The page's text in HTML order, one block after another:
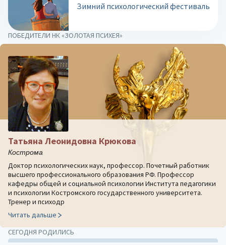
Зимний психологический фестиваль
ПОБЕДИТЕЛИ НК «ЗОЛОТАЯ ПСИХЕЯ»
Татьяна Леонидовна Крюкова
Кострома
Доктор психологических наук, профессор. Почетный работник
высшего профессионального образования РФ. Профессор
кафедры общей и социальной психологии Института педагогики
и психологии Костромского государственного университета.
Тренер и психодр
Читать дальше
СЕГОДНЯ РОДИЛИСЬ